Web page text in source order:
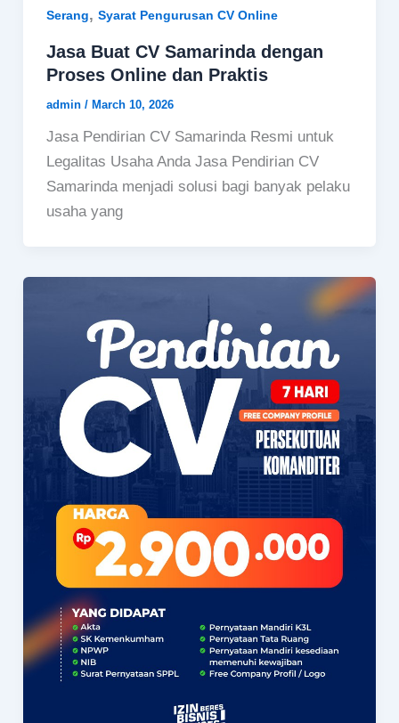
Serang, Syarat Pengurusan CV Online
Jasa Buat CV Samarinda dengan
Proses Online dan Praktis
admin / March 10, 2026
Jasa Pendirian CV Samarinda Resmi untuk
Legalitas Usaha Anda Jasa Pendirian CV
Samarinda menjadi solusi bagi banyak pelaku
usaha yang